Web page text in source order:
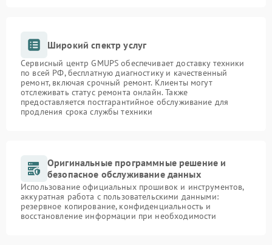
Широкий спектр услуг
Сервисный центр GMUPS обеспечивает доставку техники
по всей РФ, бесплатную диагностику и качественный
ремонт, включая срочный ремонт. Клиенты могут
отслеживать статус ремонта онлайн. Также
предоставляется постгарантийное обслуживание для
продления срока службы техники
Оригинальные программные решение и
безопасное обслуживание данных
Использование официальных прошивок и инструментов,
аккуратная работа с пользовательскими данными:
резервное копирование, конфиденциальность и
восстановление информации при необходимости